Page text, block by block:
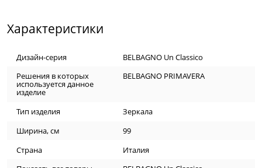
Характеристики
Дизайн-серия
BELBAGNO Un Classico
Решения в которых
используется данное
изделие
BELBAGNO PRIMAVERA
Тип изделия
Зеркала
Ширина, см
99
Страна
Италия